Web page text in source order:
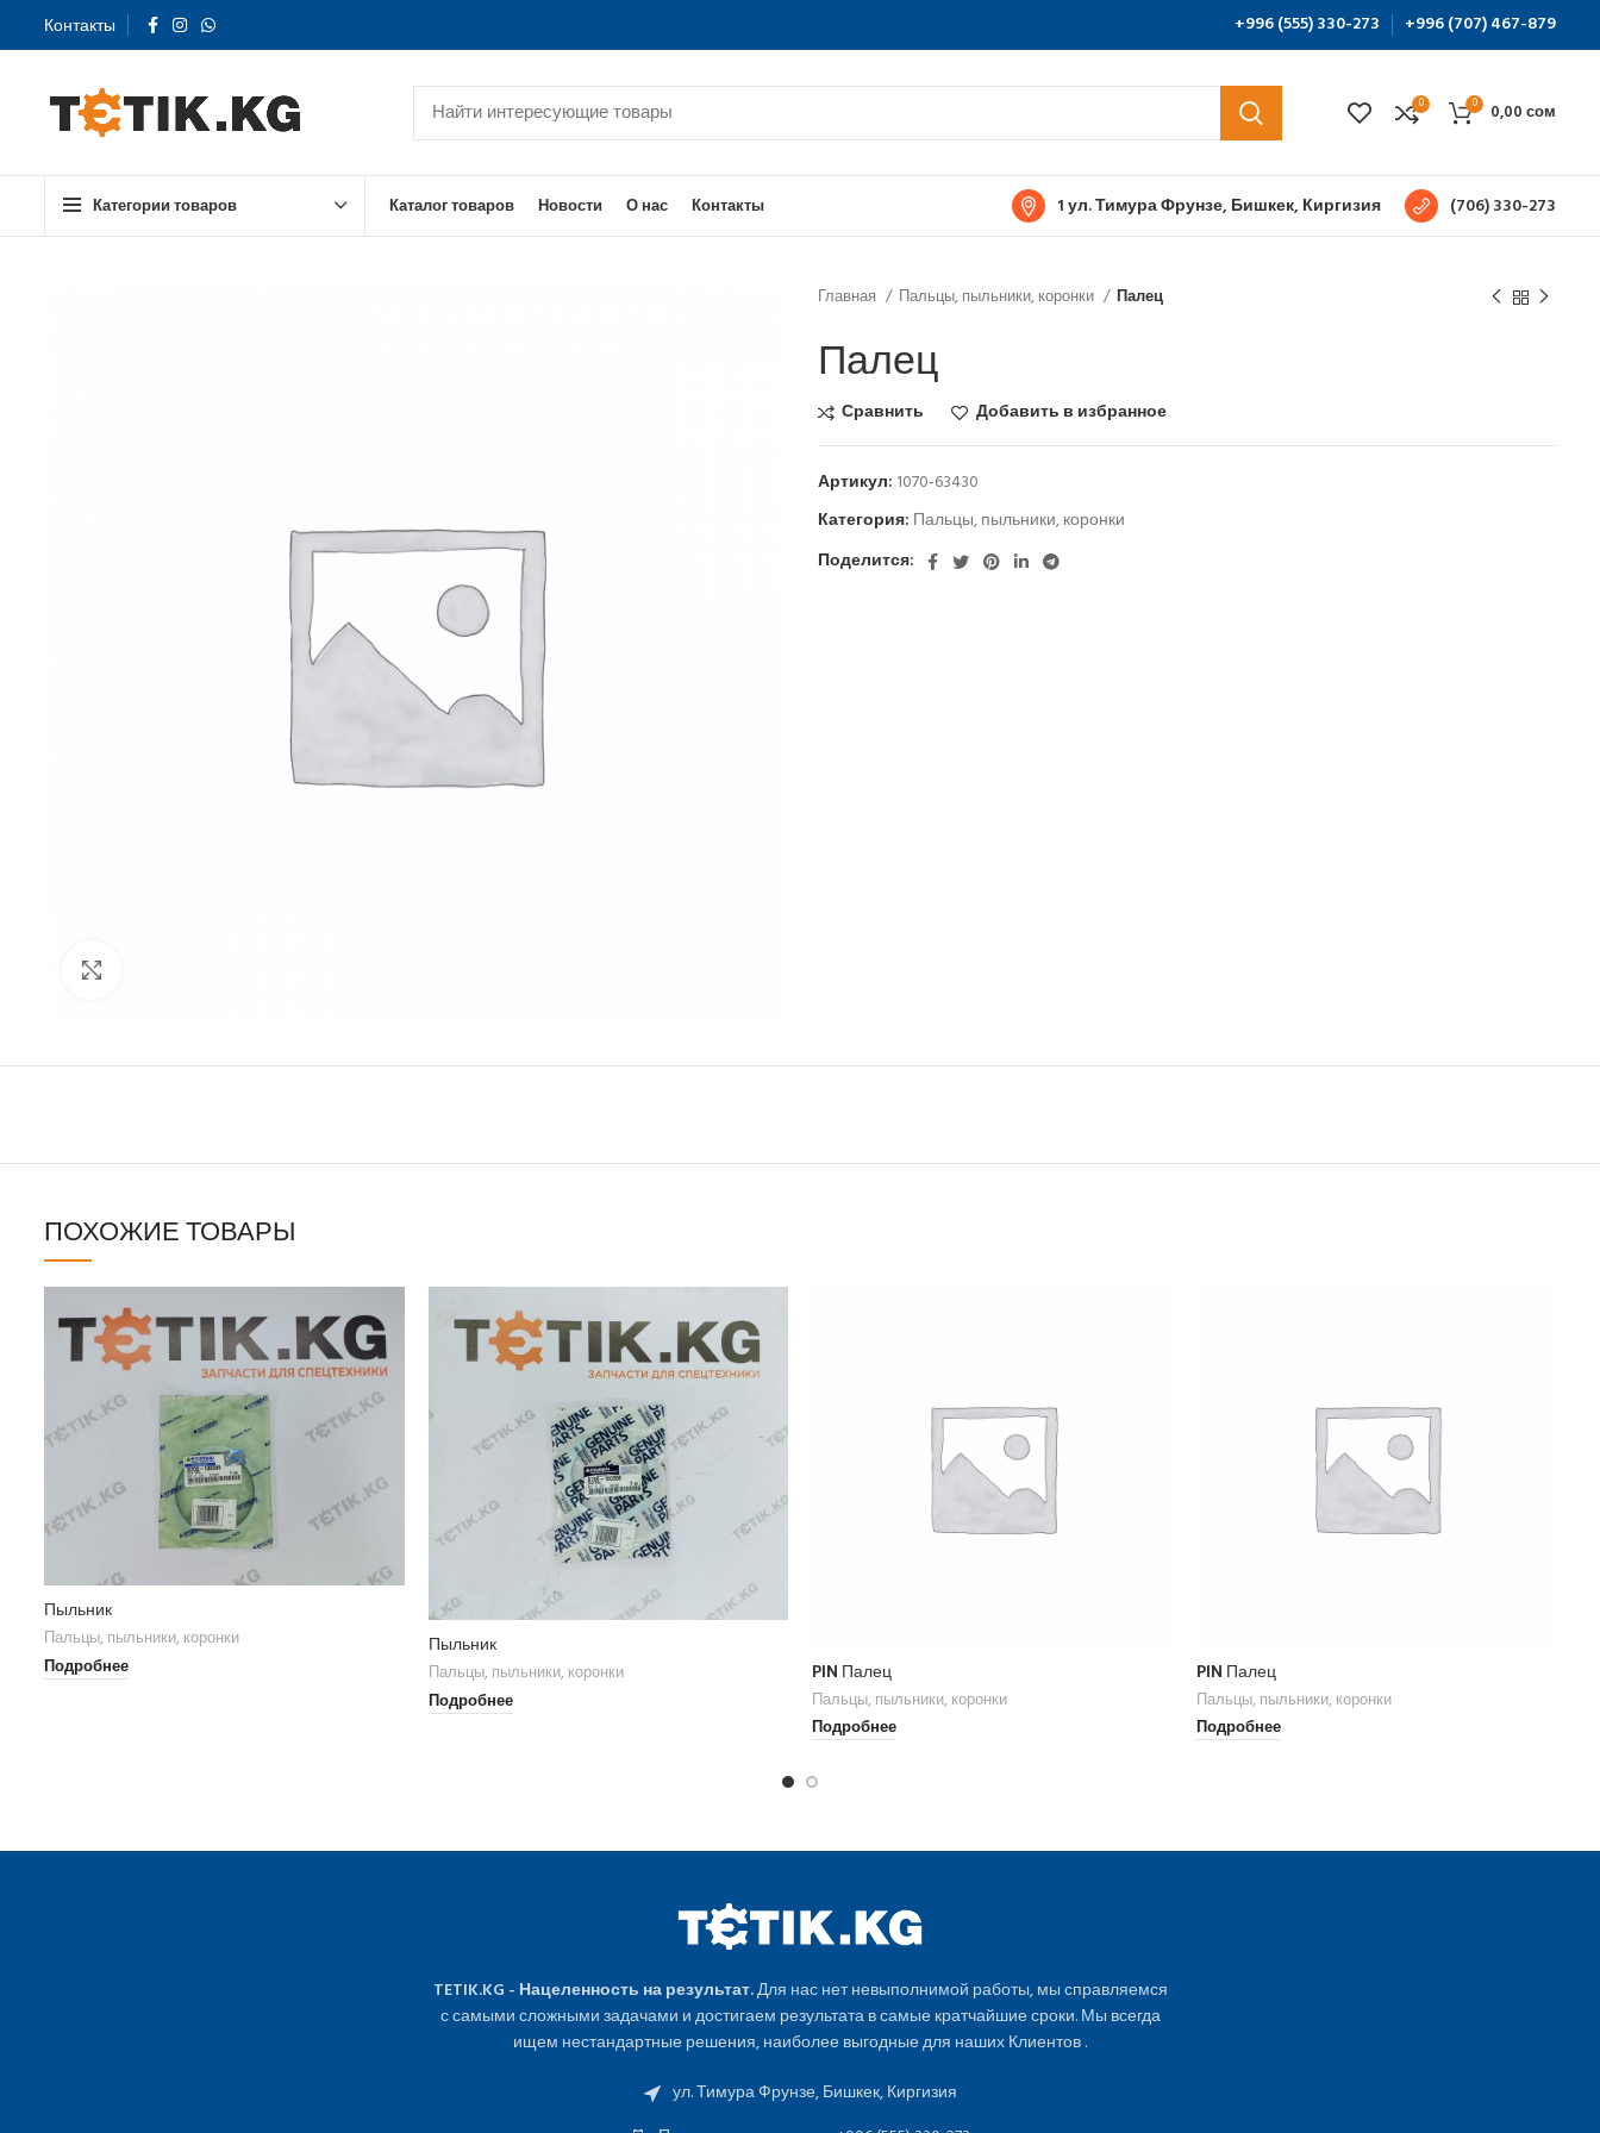
Контакты +996 (555) 330-273 +996 (707) 467-879
0 0 0,00сом
Категории товаров Каталог товаров Новости О нас Контакты 1 ул. Тимура Фрунзе, Бишкек, Киргизия (706) 330-273
Главная Пальцы, пыльники, коронки Палец
Палец
Сравнить Добавить в избранное
Артикул: 1070-63430
Категория: Пальцы, пыльники, коронки
Поделится:
ПОХОЖИЕ ТОВАРЫ
Пыльник
Пальцы, пыльники, коронки
Подробнее
Пыльник
Пальцы, пыльники, коронки
Подробнее
PIN Палец
Пальцы, пыльники, коронки
Подробнее
PIN Палец
Пальцы, пыльники, коронки
Подробнее
TETIK.KG - Нацеленность на результат.Для нас нет невыполнимой работы, мы справляемся
с самыми сложными задачами и достигаем результата в самые кратчайшие сроки. Мы всегда
ищем нестандартные решения, наиболее выгодные для наших Клиентов .
ул. Тимура Фрунзе, Бишкек, Киргизия